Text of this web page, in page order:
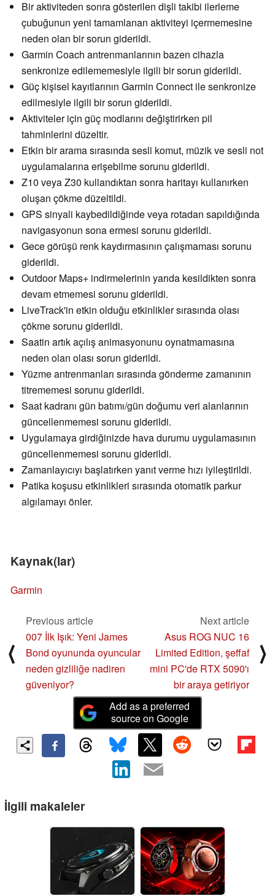
Bir aktiviteden sonra gösterilen dişli takibi ilerleme
çubuğunun yeni tamamlanan aktiviteyi içermemesine
neden olan bir sorun giderildi.
Garmin Coach antrenmanlarının bazen cihazla
senkronize edilememesiyle ilgili bir sorun giderildi.
Güç kişisel kayıtlarının Garmin Connect ile senkronize
edilmesiyle ilgili bir sorun giderildi.
Aktiviteler için güç modlarını değiştirirken pil
tahminlerini düzeltir.
Etkin bir arama sırasında sesli komut, müzik ve sesli not
uygulamalarına erişebilme sorunu giderildi.
Z10 veya Z30 kullandıktan sonra haritayı kullanırken
oluşan çökme düzeltildi.
GPS sinyali kaybedildiğinde veya rotadan sapıldığında
navigasyonun sona ermesi sorunu giderildi.
Gece görüşü renk kaydırmasının çalışmaması sorunu
giderildi.
Outdoor Maps+ indirmelerinin yarıda kesildikten sonra
devam etmemesi sorunu giderildi.
LiveTrack'in etkin olduğu etkinlikler sırasında olası
çökme sorunu giderildi.
Saatin artık açılış animasyonunu oynatmamasına
neden olan olası sorun giderildi.
Yüzme antrenmanları sırasında gönderme zamanının
titrememesi sorunu giderildi.
Saat kadranı gün batımı/gün doğumu veri alanlarının
güncellenmemesi sorunu giderildi.
Uygulamaya girdiğinizde hava durumu uygulamasının
güncellenmemesi sorunu giderildi.
Zamanlayıcıyı başlatırken yanıt verme hızı iyileştirildi.
Patika koşusu etkinlikleri sırasında otomatik parkur
algılamayı önler.
Kaynak(lar)
Garmin
⟨
Previous article
007 İlk Işık: Yeni James
Bond oyununda oyuncular
neden gizliliğe nadiren
güveniyor?
Next article
Asus ROG NUC 16
Limited Edition, şeffaf
mini PC'de RTX 5090'ı
bir araya getiriyor
⟩
Add as a preferred
source on Google
İlgili makaleler